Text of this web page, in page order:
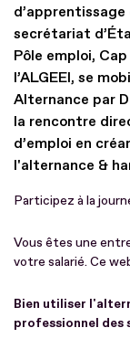
secrétariat
Pôle emploi,
l’ALGEEI, se
Alternance par
la rencontre
d’emploi en
l'alternance &
Participez à la
Vous êtes une
votre salarié. Ce
Bien utiliser
professionnel des